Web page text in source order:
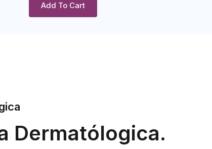
Add To Cart
Dermatólogica.